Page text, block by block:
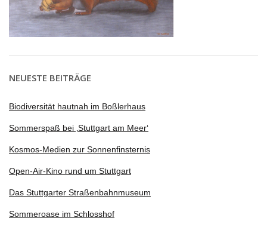
NEUESTE BEITRÄGE
Biodiversität hautnah im Boßlerhaus
Sommerspaß bei ‚Stuttgart am Meer‘
Kosmos-Medien zur Sonnenfinsternis
Open-Air-Kino rund um Stuttgart
Das Stuttgarter Straßenbahnmuseum
Sommeroase im Schlosshof